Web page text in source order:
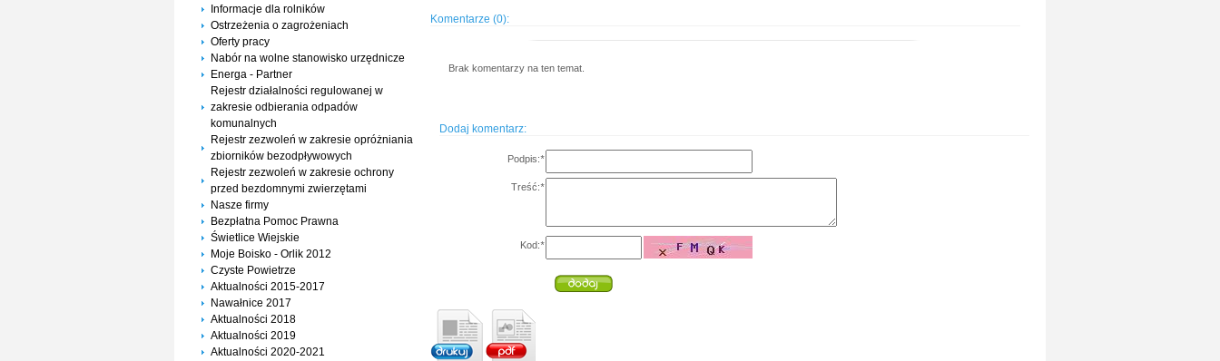
Informacje dla rolników
Ostrzeżenia o zagrożeniach
Oferty pracy
Nabór na wolne stanowisko urzędnicze
Energa - Partner
Rejestr działalności regulowanej w
zakresie odbierania odpadów
komunalnych
Rejestr zezwoleń w zakresie opróżniania
zbiorników bezodpływowych
Rejestr zezwoleń w zakresie ochrony
przed bezdomnymi zwierzętami
Nasze firmy
Bezpłatna Pomoc Prawna
Świetlice Wiejskie
Moje Boisko - Orlik 2012
Czyste Powietrze
Aktualności 2015-2017
Nawałnice 2017
Aktualności 2018
Aktualności 2019
Aktualności 2020-2021
Komentarze (0):
Brak komentarzy na ten temat.
Dodaj komentarz:
Podpis:*
Treść:*
Kod:*